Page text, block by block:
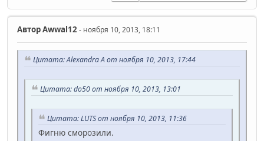
АвторAwwal12- ноября 10, 2013, 18:11
Цитата: Alexandra A от ноября 10, 2013, 17:44
Цитата: do50 от ноября 10, 2013, 13:01
Цитата: LUTS от ноября 10, 2013, 11:36
Фигню сморозили.